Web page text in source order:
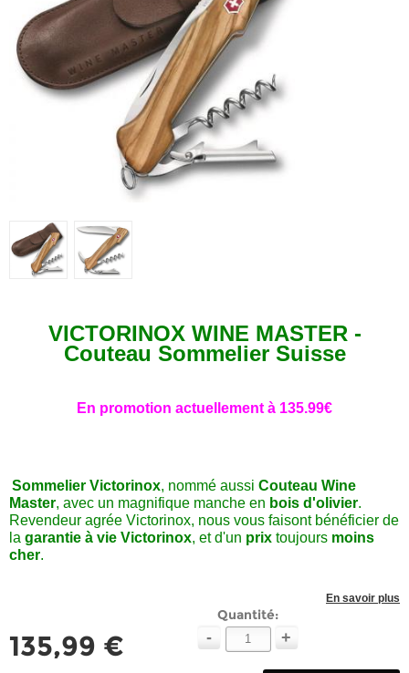
VICTORINOX WINE MASTER -
Couteau Sommelier Suisse
En promotion actuellement à 135.99€
Sommelier Victorinox, nommé aussi Couteau Wine
Master, avec un magnifique manche en bois d'olivier.
Revendeur agrée Victorinox, nous vous faisont bénéficier de
la garantie à vie Victorinox, et d'un prix toujours moins
cher.
En savoir plus
135,99 €
Quantité:
- +